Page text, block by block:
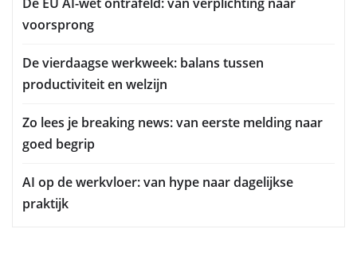
voorsprong
De vierdaagse werkweek: balans tussen
productiviteit en welzijn
Zo lees je breaking news: van eerste melding naar
goed begrip
AI op de werkvloer: van hype naar dagelijkse
praktijk